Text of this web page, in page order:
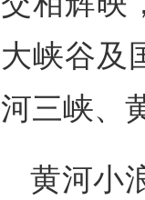
大峡谷及
河三峡、
黄河小